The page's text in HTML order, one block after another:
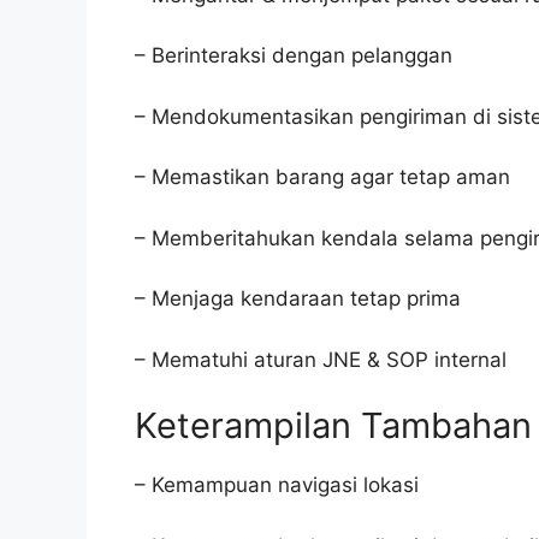
– Berinteraksi dengan pelanggan
– Mendokumentasikan pengiriman di
– Memastikan barang agar tetap aman
– Memberitahukan kendala selama
– Menjaga kendaraan tetap prima
– Mematuhi aturan JNE & SOP internal
Keterampilan Tambahan
– Kemampuan navigasi lokasi